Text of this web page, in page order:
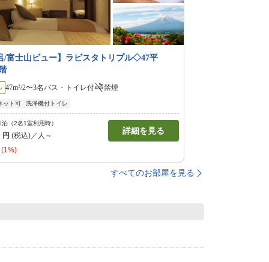
/富士山ビュー】ラビスタトリプル◇47平
47m²/2〜3名バス・トイレ付 禁煙
ット可 洗浄機付トイレ
（2名1室利用時）
円 (税込)／人～ 詳細を見る
(1%)
すべてのお部屋を見る